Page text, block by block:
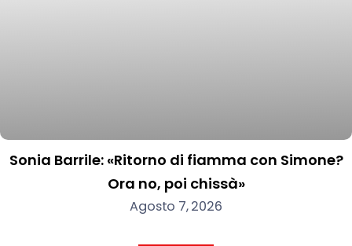
Sonia Barrile: «Ritorno di fiamma con Simone?
Ora no, poi chissà»
Agosto 7, 2026